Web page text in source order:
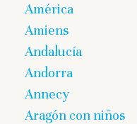
América
Amiens
Andalucía
Andorra
Annecy
Aragón con niños